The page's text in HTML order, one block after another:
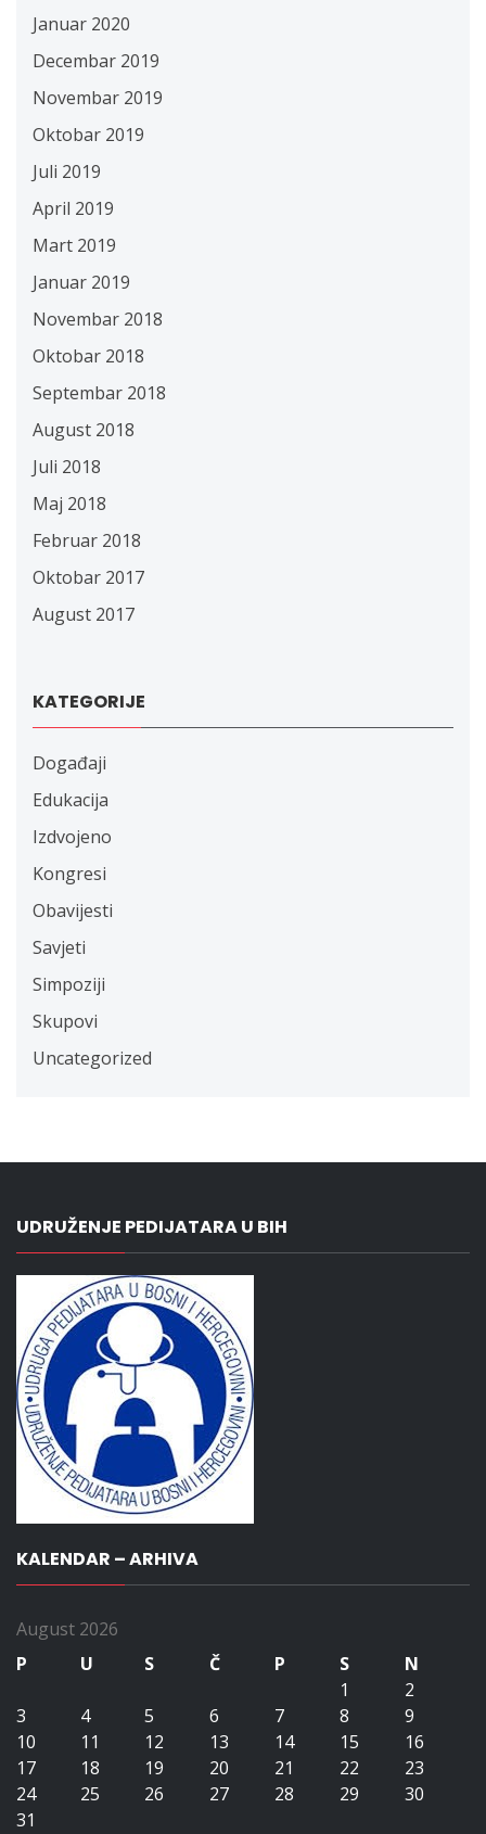
Januar 2020
Decembar 2019
Novembar 2019
Oktobar 2019
Juli 2019
April 2019
Mart 2019
Januar 2019
Novembar 2018
Oktobar 2018
Septembar 2018
August 2018
Juli 2018
Maj 2018
Februar 2018
Oktobar 2017
August 2017
KATEGORIJE
Događaji
Edukacija
Izdvojeno
Kongresi
Obavijesti
Savjeti
Simpoziji
Skupovi
Uncategorized
UDRUŽENJE PEDIJATARA U BIH
KALENDAR – ARHIVA
August 2026
P
U S Č P S
N
1
2
3
4 5 6 7 8
9
10
11 12 13 14 15
16
17
18 19 20 21 22
23
24
25 26 27 28 29
30
31